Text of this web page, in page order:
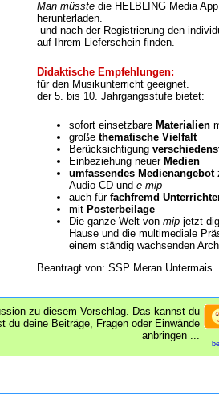
Man müsste die HELBLING Media
herunterladen.
und nach der Registrierung den
auf Ihrem Lieferschein finden.
Didaktische Empfehlungen:
für den Musikunterricht geeignet.
der 5. bis 10. Jahrgangsstufe bietet:
sofort einsetzbare Materialien
große thematische Vielfalt
Berücksichtigung
Einbeziehung neuer Medien
umfassendes Medienangebot
Audio-CD und e-mip
auch für fachfremd
mit Posterbeilage
Die ganze Welt von mip jetzt
Hause und die multimediale
einem ständig wachsenden
Beantragt von: SSP Meran Untermais
zu diesem Vorschlag. Das kannst du
du deine Beiträge, Fragen oder Einwände
anbringen ...